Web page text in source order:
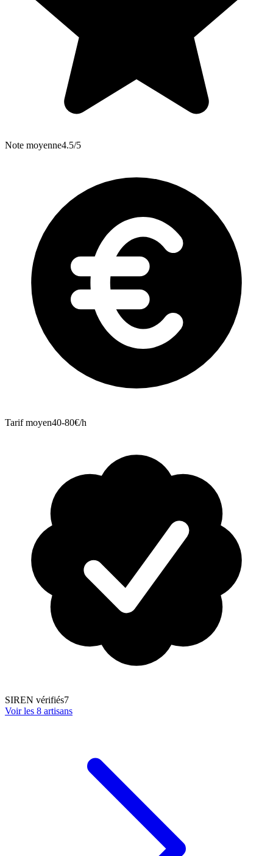
Note moyenne4.5/5
Tarif moyen40-80€/h
SIREN vérifiés7
Voir les 8 artisans